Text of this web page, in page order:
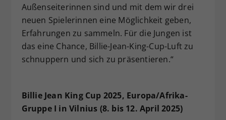
Außenseiterinnen sind und mit dem wir drei
neuen Spielerinnen eine Möglichkeit geben,
Erfahrungen zu sammeln. Für die Jungen ist
das eine Chance, Billie-Jean-King-Cup-Luft zu
schnuppern und sich zu präsentieren.“
Billie Jean King Cup 2025, Europa/Afrika-
Gruppe I in Vilnius (8. bis 12. April 2025)